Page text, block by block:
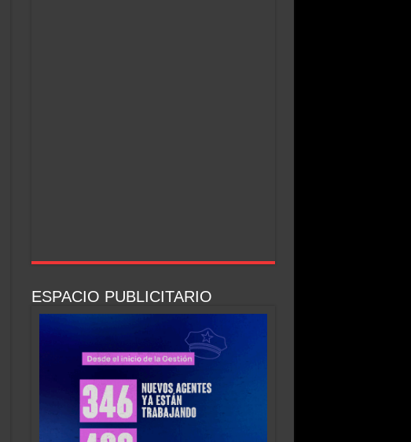
ESPACIO PUBLICITARIO